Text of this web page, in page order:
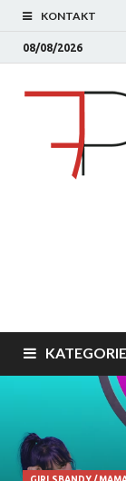
KONTAKT
08/08/2026
KATEGORIE